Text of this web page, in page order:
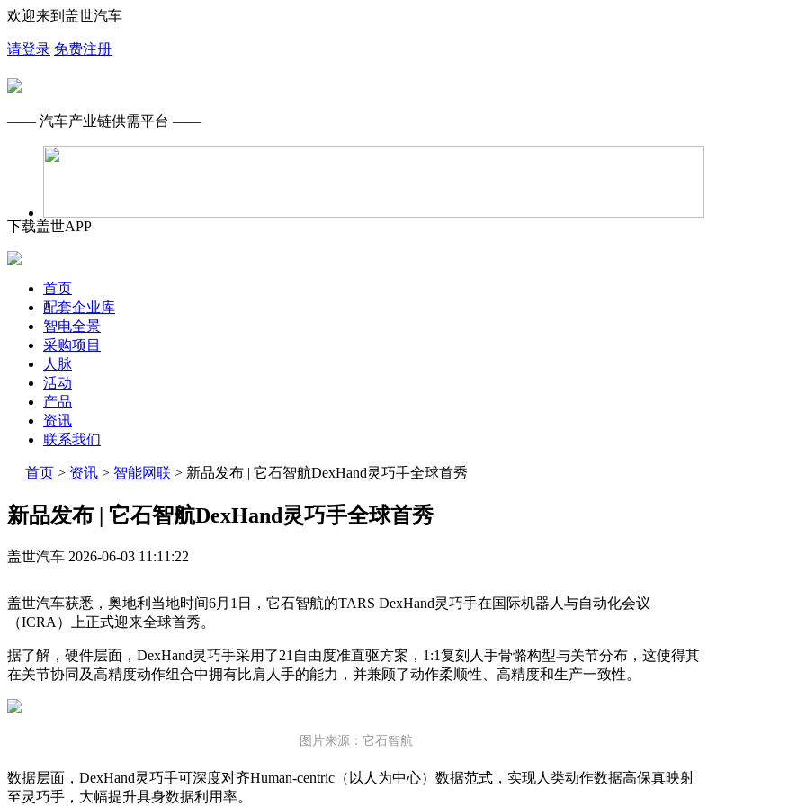
欢迎来到盖世汽车
请登录 免费注册
—— 汽车产业链供需平台 ——
下载盖世APP
首页
配套企业库
智电全景
采购项目
人脉
活动
产品
资讯
联系我们
首页 > 资讯 > 智能网联 > 新品发布 | 它石智航DexHand灵巧手全球首秀
新品发布 | 它石智航DexHand灵巧手全球首秀
盖世汽车 2026-06-03 11:11:22
盖世汽车获悉，奥地利当地时间6月1日，它石智航的TARS DexHand灵巧手在国际机器人与自动化会议
（ICRA）上正式迎来全球首秀。
据了解，硬件层面，DexHand灵巧手采用了21自由度准直驱方案，1:1复刻人手骨骼构型与关节分布，这使得其
在关节协同及高精度动作组合中拥有比肩人手的能力，并兼顾了动作柔顺性、高精度和生产一致性。
图片来源：它石智航
数据层面，DexHand灵巧手可深度对齐Human-centric（以人为中心）数据范式，实现人类动作数据高保真映射
至灵巧手，大幅提升具身数据利用率。